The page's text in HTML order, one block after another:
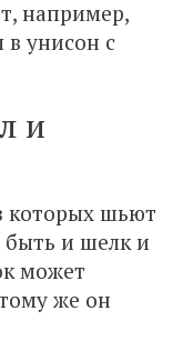
например,
в унисон с
и
которых шьют
и шелк и
может
же он